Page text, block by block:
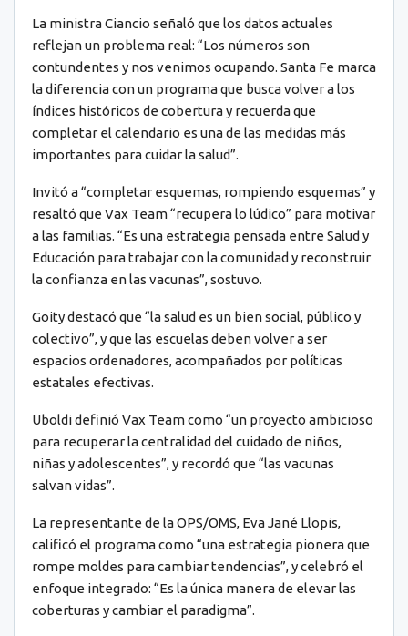
La ministra Ciancio señaló que los datos actuales
reflejan un problema real: “Los números son
contundentes y nos venimos ocupando. Santa Fe marca
la diferencia con un programa que busca volver a los
índices históricos de cobertura y recuerda que
completar el calendario es una de las medidas más
importantes para cuidar la salud”.
Invitó a “completar esquemas, rompiendo esquemas” y
resaltó que Vax Team “recupera lo lúdico” para motivar
a las familias. “Es una estrategia pensada entre Salud y
Educación para trabajar con la comunidad y reconstruir
la confianza en las vacunas”, sostuvo.
Goity destacó que “la salud es un bien social, público y
colectivo”, y que las escuelas deben volver a ser
espacios ordenadores, acompañados por políticas
estatales efectivas.
Uboldi definió Vax Team como “un proyecto ambicioso
para recuperar la centralidad del cuidado de niños,
niñas y adolescentes”, y recordó que “las vacunas
salvan vidas”.
La representante de la OPS/OMS, Eva Jané Llopis,
calificó el programa como “una estrategia pionera que
rompe moldes para cambiar tendencias”, y celebró el
enfoque integrado: “Es la única manera de elevar las
coberturas y cambiar el paradigma”.